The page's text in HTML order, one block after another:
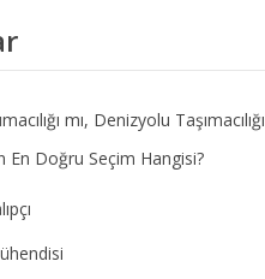
mı, Denizyolu Taşımacılığı
En Doğru Seçim Hangisi?